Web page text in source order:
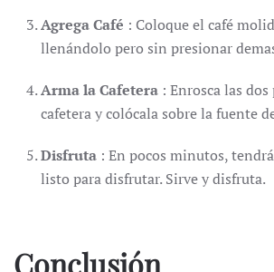
Agrega Café : Coloque el café
llenándolo pero sin presionar
Arma la Cafetera : Enrosca las
cafetera y colócala sobre la fuente
Disfruta : En pocos minutos,
listo para disfrutar. Sirve y disfruta.
Conclusión